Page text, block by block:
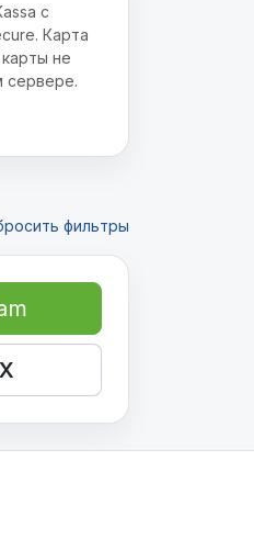
с
Карта
не
сервере.
фильтры